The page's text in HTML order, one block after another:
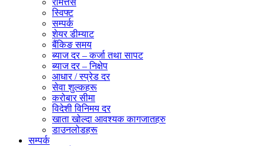
रेमित्तंस
स्विफ्ट
सम्पर्क
शेयर डीम्याट
बैंकिङ समय
ब्याज दर – कर्जा तथा सापट
ब्याज दर – निक्षेप
आधार / स्प्रेड दर
सेवा शुल्कहरू
करोबार सीमा
विदेशी विनिमय दर
खाता खोल्दा आवश्यक कागजातहरु
डाउनलोडहरू
सम्पर्क